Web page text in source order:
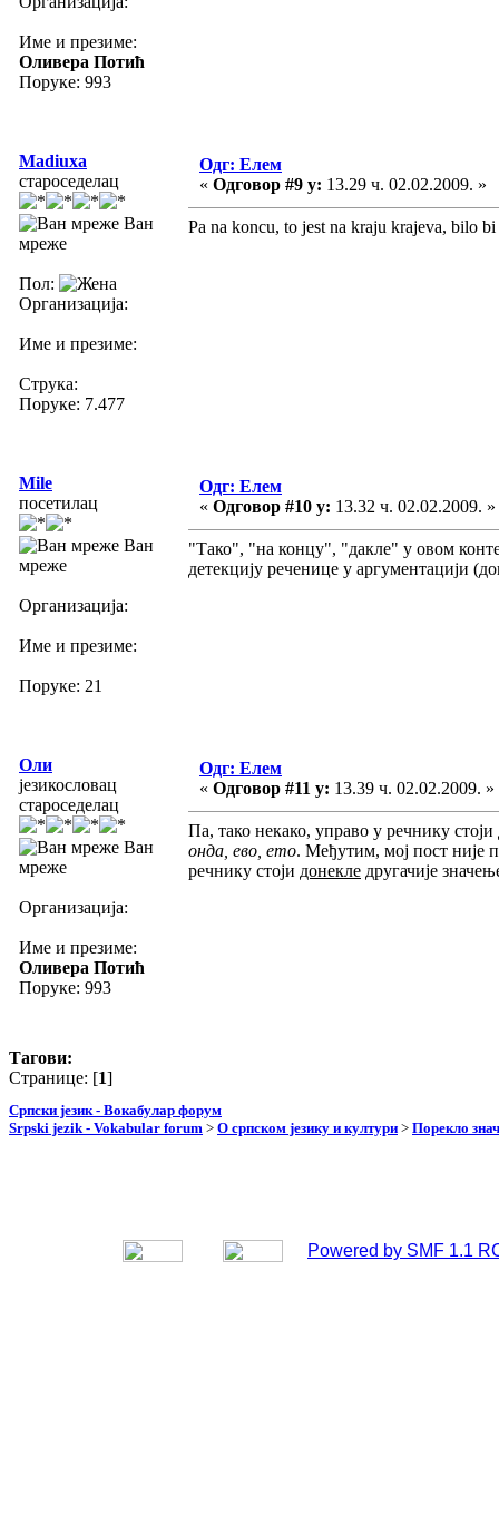
Име и презиме:
Оливера Потић
Поруке: 993
Madiuxa
староседелац
Ван
мреже
Пол:
Организација:
Име и презиме:
Струка:
Поруке: 7.477
Одг: Елем
« Одговор #9 у: 13.29 ч. 02.02.2009. »
Pa na koncu, to jest na kraju krajeva, bilo bi
Mile
посетилац
Ван
мреже
Организација:
Име и презиме:
Поруке: 21
Одг: Елем
« Одговор #10 у: 13.32 ч. 02.02.2009. »
"Тако", "на концу", "дакле" у овом
детекцију реченице у аргументацији
Оли
језикословац
староседелац
Ван
мреже
Организација:
Име и презиме:
Оливера Потић
Поруке: 993
Одг: Елем
« Одговор #11 у: 13.39 ч. 02.02.2009. »
Па, тако некако, управо у речнику
онда, ево, ето. Међутим, мој пост није
речнику стоји донекле другачије
Тагови:
Странице: [1]
Српски језик - Вокабулар форум
Srpski jezik - Vokabular forum > О српском језику и култури > Порекло
Powered by SMF 1.1